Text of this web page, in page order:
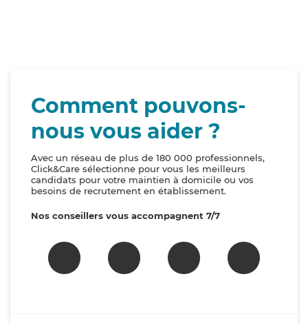
Comment pouvons-
nous vous aider ?
Avec un réseau de plus de 180 000 professionnels,
Click&Care sélectionne pour vous les meilleurs
candidats pour votre maintien à domicile ou vos
besoins de recrutement en établissement.
Nos conseillers vous accompagnent 7/7